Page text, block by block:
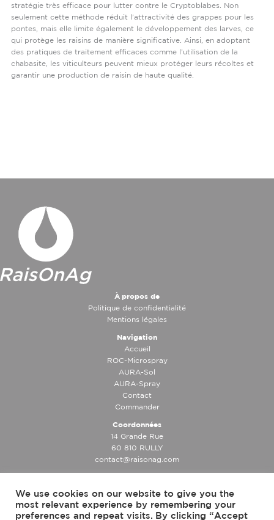
stratégie très efficace pour lutter contre le Cryptoblabes. Non
seulement cette méthode réduit l’attractivité des grappes pour les
pontes, mais elle limite également le développement des larves, ce
qui protège les raisins de manière significative. Ainsi, en adoptant
des pratiques de traitement efficaces comme l’utilisation de la
chabasite, les viticulteurs peuvent mieux protéger leurs récoltes et
garantir une production de raisin de haute qualité.
À propos de
Politique de confidentialité
Mentions légales
Navigation
Accueil
ROC-Microspray
AURA-Sol
AURA-Spray
Contact
Commander
Coordonnées
14 Grande Rue
60 810 RULLY
contact@raisonag.com
We use cookies on our website to give you the
most relevant experience by remembering your
preferences and repeat visits. By clicking “Accept